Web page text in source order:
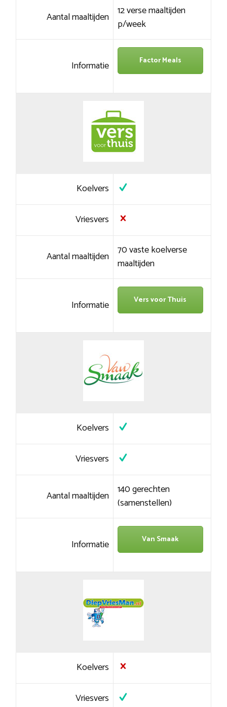
Aantal maaltijden 12 verse maaltijden
p/week
Informatie Factor Meals
Koelvers
Vriesvers
Aantal maaltijden 70 vaste koelverse
maaltijden
Informatie Vers voor Thuis
Koelvers
Vriesvers
Aantal maaltijden 140 gerechten
(samenstellen)
Informatie Van Smaak
Koelvers
Vriesvers